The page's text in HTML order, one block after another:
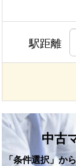
駅距離
中古
「条件選択」か